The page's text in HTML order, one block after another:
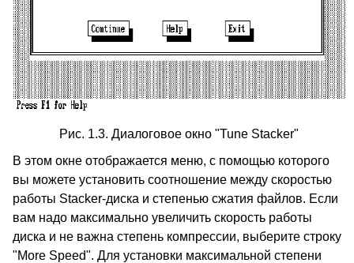
Рис. 1.3. Диалоговое окно "Tune Stacker"
В этом окне отображается меню, с помощью которого
вы можете установить соотношение между скоростью
работы Stacker-диска и степенью сжатия файлов. Если
вам надо максимально увеличить скорость работы
диска и не важна степень компрессии, выберите строку
"More Speed". Для установки максимальной степени